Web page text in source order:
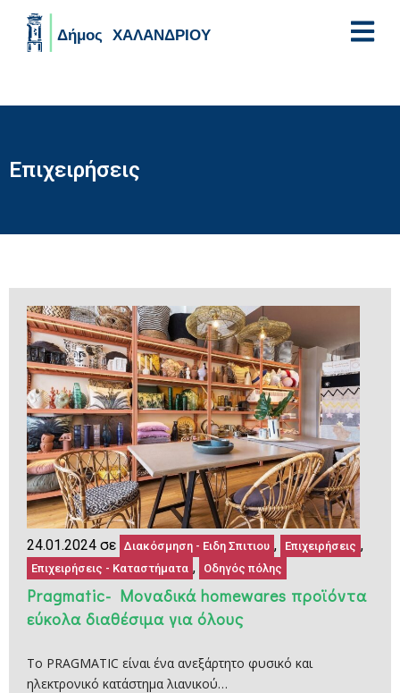
Επιχειρήσεις
24.01.2024 σε Διακόσμηση - Ειδη Σπιτιου , Επιχειρήσεις ,
Επιχειρήσεις - Καταστήματα , Οδηγός πόλης
Pragmatic- Moναδικά homewares προϊόντα
εύκολα διαθέσιμα για όλους
Το PRAGMATIC είναι ένα ανεξάρτητο φυσικό και
ηλεκτρονικό κατάστημα λιανικού…